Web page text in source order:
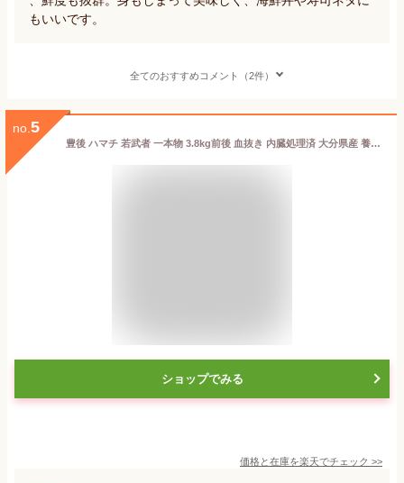
もいいです。
全てのおすすめコメント（2件）
no. 5
豊後 ハマチ 若武者 一本物 3.8kg前後 血抜き 内臓処理済 大分県産 養殖 ブリ 浪井丸天水産 わかむしゃ ぶり 鰤 冷蔵 刺身 りゅうきゅう 漬け カルパッチョ ブリ大根 煮物 焼き魚 カマ焼き お造り ぶりしゃぶ 海鮮丼 鍋 海の幸
ショップでみる
価格と在庫を楽天でチェック >>